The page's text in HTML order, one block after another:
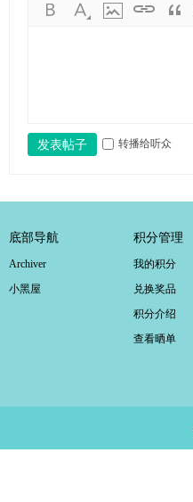
发表帖子 转播给听众
底部导航
Archiver
小黑屋
积分管理
我的积分
兑换奖品
积分介绍
查看晒单